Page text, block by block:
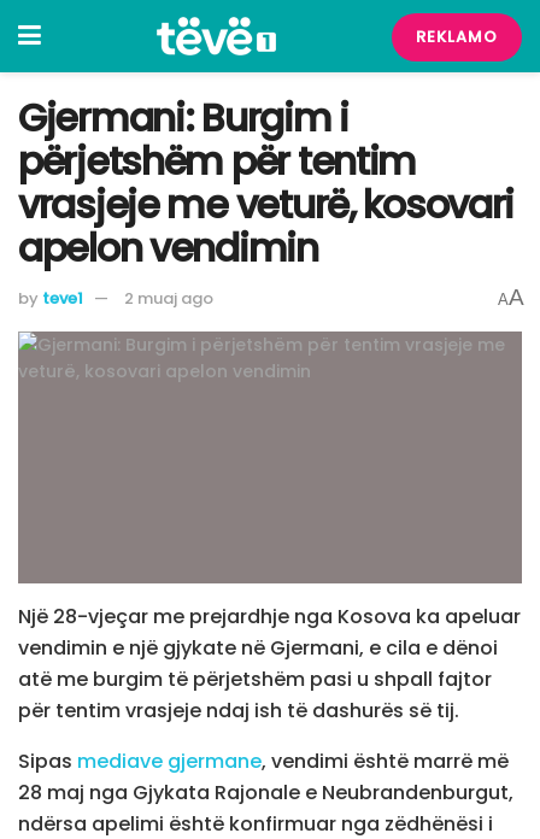
REKLAMO
Gjermani: Burgim i
përjetshëm për tentim
vrasjeje me veturë, kosovari
apelon vendimin
by teve1 2 muaj ago AA
Një 28-vjeçar me prejardhje nga Kosova ka apeluar
vendimin e një gjykate në Gjermani, e cila e dënoi
atë me burgim të përjetshëm pasi u shpall fajtor
për tentim vrasjeje ndaj ish të dashurës së tij.
Sipas mediave gjermane, vendimi është marrë më
28 maj nga Gjykata Rajonale e Neubrandenburgut,
ndërsa apelimi është konfirmuar nga zëdhënësi i